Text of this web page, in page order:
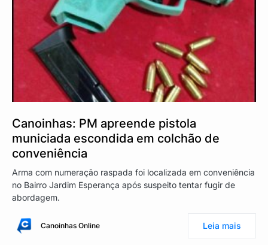
Canoinhas: PM apreende pistola
municiada escondida em colchão de
conveniência
Arma com numeração raspada foi localizada em conveniência
no Bairro Jardim Esperança após suspeito tentar fugir de
abordagem.
Canoinhas Online Leia mais